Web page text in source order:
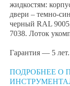
жидкостям:
двери – темно-
черный RAL
7038. Лоток
Гарантия — 5
ПОДРОБНЕЕ О